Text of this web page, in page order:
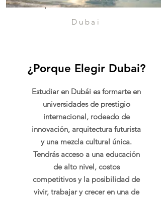
Dubai
¿Porque Elegir Dubai?
Estudiar en Dubái es formarte en
universidades de prestigio
internacional, rodeado de
innovación, arquitectura futurista
y una mezcla cultural única.
Tendrás acceso a una educación
de alto nivel, costos
competitivos y la posibilidad de
vivir, trabajar y crecer en una de